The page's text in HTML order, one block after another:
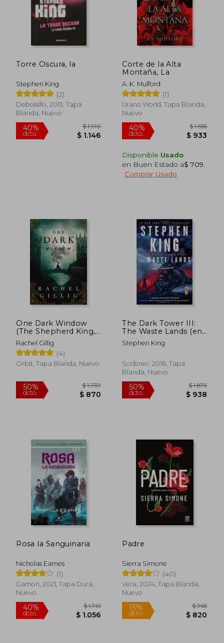
Torre Oscura, la
Stephen King
(2)
Debolsillo, 2013, Tapa
Blanda, Nuevo
40%
dcto. $ 1.146
Corte de la Alta
Montaña, La
A. K. Mulford
(1)
Urano World, Tapa Blanda,
Nuevo
40%
dcto.
Disponible Usado
en Buen Estado a$ 709
Comprar Usado
One Dark Window
(The Shepherd King,
1) (en Inglés)
Rachel Gillig
(4)
Orbit, Tapa Blanda, Nuevo
50%
dcto.
The Dark Tower III:
The Waste Lands (en
Inglés)
Stephen King
Scribner, 2016, Tapa
Blanda, Nuevo
50%
dcto.
Rosa la Sanguinaria
Nicholas Eames
(1)
Gamon, 2021, Tapa Dura,
Nuevo
Padre
Sierra Simone
(40)
Vera, 2024, Tapa Blanda,
Nuevo